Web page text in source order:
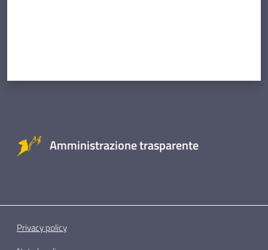
Amministrazione trasparente
Privacy policy